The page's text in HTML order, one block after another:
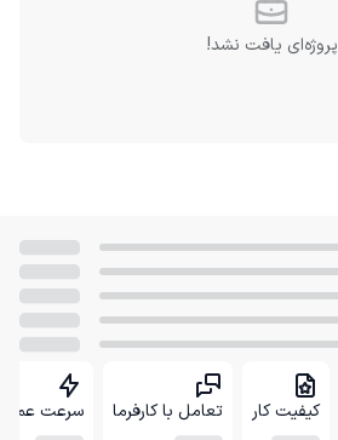
پروژه‌ای یافت نشد!
کیفیت کار تعامل با کارفرما سرعت عمل